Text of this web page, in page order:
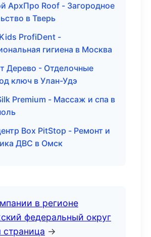
АрхПро Roof - Загородное
в Тверь
ProfiDent -
гигиена в Москва
Дерево - Отделочные
ключ в Улан-Удэ
Premium - Массаж и спа в
Box PitStop - Ремонт и
ДВС в Омск
в регионе
федеральный округ
страница →